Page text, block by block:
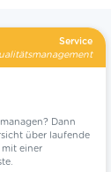
Service
Dann
über laufende
einer